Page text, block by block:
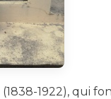
(1838-1922), qui